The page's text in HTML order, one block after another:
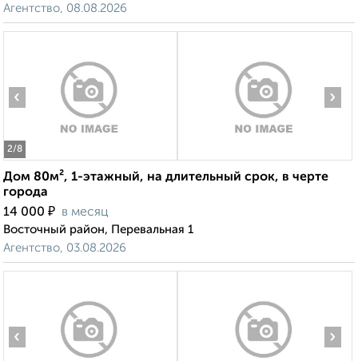
Агентство, 08.08.2026
2/8
‹ ›
Дом 80м², 1-этажный, на длительный срок, в черте
города
14 000 ₽ в месяц
Восточный район, Перевальная 1
Агентство, 03.08.2026
‹ ›